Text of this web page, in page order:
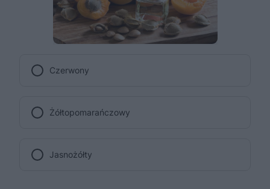
Czerwony
Żółtopomarańczowy
Jasnożółty